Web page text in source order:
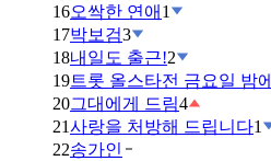
16오싹한 연애 1
17박보검3
18내일도 출근!2
19트롯 올스타전 금요일 밤에
20그대에게 드림4
21사랑을 처방해 드립니다1
22송가인